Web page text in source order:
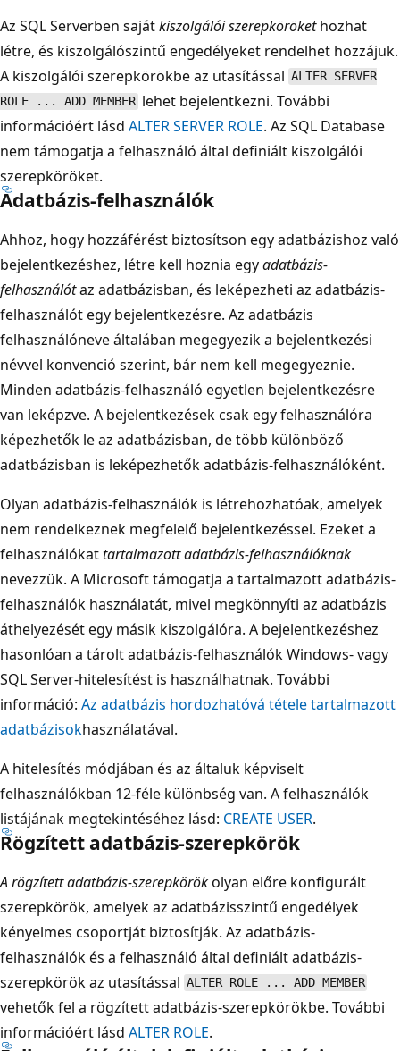
Az SQL Serverben sajátkiszolgálói szerepkörökethozhat
létre, és kiszolgálószintű engedélyeket rendelhet hozzájuk.
A kiszolgálói szerepkörökbe az utasítással ALTER SERVER
ROLE ... ADD MEMBER lehet bejelentkezni. További
információért lásd ALTER SERVER ROLE. Az SQL Database
nem támogatja a felhasználó által definiált kiszolgálói
szerepköröket.
Adatbázis-felhasználók
Ahhoz, hogy hozzáférést biztosítson egy adatbázishoz való
bejelentkezéshez, létre kell hoznia egyadatbázis-
felhasználótaz adatbázisban, és leképezheti az adatbázis-
felhasználót egy bejelentkezésre. Az adatbázis
felhasználóneve általában megegyezik a bejelentkezési
névvel konvenció szerint, bár nem kell megegyeznie.
Minden adatbázis-felhasználó egyetlen bejelentkezésre
van leképzve. A bejelentkezések csak egy felhasználóra
képezhetők le az adatbázisban, de több különböző
adatbázisban is leképezhetők adatbázis-felhasználóként.
Olyan adatbázis-felhasználók is létrehozhatóak, amelyek
nem rendelkeznek megfelelő bejelentkezéssel. Ezeket a
felhasználókattartalmazott adatbázis-felhasználóknak
nevezzük. A Microsoft támogatja a tartalmazott adatbázis-
felhasználók használatát, mivel megkönnyíti az adatbázis
áthelyezését egy másik kiszolgálóra. A bejelentkezéshez
hasonlóan a tárolt adatbázis-felhasználók Windows- vagy
SQL Server-hitelesítést is használhatnak. További
információ: Az adatbázis hordozhatóvá tétele tartalmazott
adatbázisokhasználatával.
A hitelesítés módjában és az általuk képviselt
felhasználókban 12-féle különbség van. A felhasználók
listájának megtekintéséhez lásd: CREATE USER.
Rögzített adatbázis-szerepkörök
A rögzített adatbázis-szerepkörökolyan előre konfigurált
szerepkörök, amelyek az adatbázisszintű engedélyek
kényelmes csoportját biztosítják. Az adatbázis-
felhasználók és a felhasználó által definiált adatbázis-
szerepkörök az utasítással ALTER ROLE ... ADD MEMBER
vehetők fel a rögzített adatbázis-szerepkörökbe. További
információért lásd ALTER ROLE.